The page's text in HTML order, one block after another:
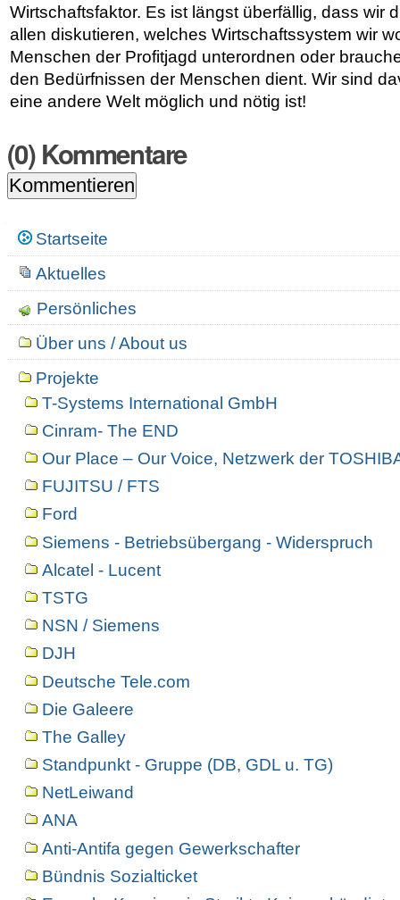
Wirtschaftsfaktor. Es ist längst überfällig, dass wir
allen diskutieren, welches Wirtschaftssystem wir
Menschen der Profitjagd unterordnen oder
den Bedürfnissen der Menschen dient. Wir sind
eine andere Welt möglich und nötig ist!
(0) Kommentare
NavigationStartseite
Aktuelles
Persönliches
Über uns / About us
Projekte
T-Systems International GmbH
Cinram- The END
Our Place – Our Voice, Netzwerk der
FUJITSU / FTS
Ford
Siemens - Betriebsübergang - Widerspruch
Alcatel - Lucent
TSTG
NSN / Siemens
DJH
Deutsche Tele.com
Die Galeere
The Galley
Standpunkt - Gruppe (DB, GDL u. TG)
NetLeiwand
ANA
Anti-Antifa gegen Gewerkschafter
Bündnis Sozialticket